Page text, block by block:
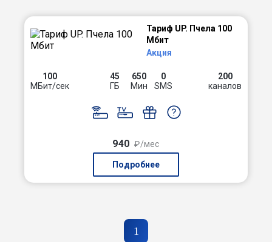
Тариф UP. Пчела 100
Мбит
Акция
100
МБит/сек
45
ГБ
650
Мин
0
SMS
200
каналов
940 ₽/мес
Подробнее
1